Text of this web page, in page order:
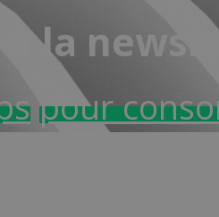
à la
pour